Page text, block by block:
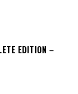
EDITION –